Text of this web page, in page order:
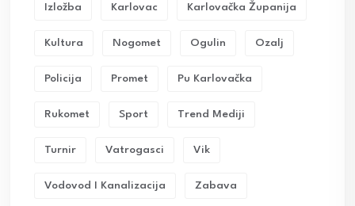
Izložba Karlovac Karlovačka Županija
Kultura Nogomet Ogulin Ozalj
Policija Promet Pu Karlovačka
Rukomet Sport Trend Mediji
Turnir Vatrogasci Vik
Vodovod I Kanalizacija Zabava